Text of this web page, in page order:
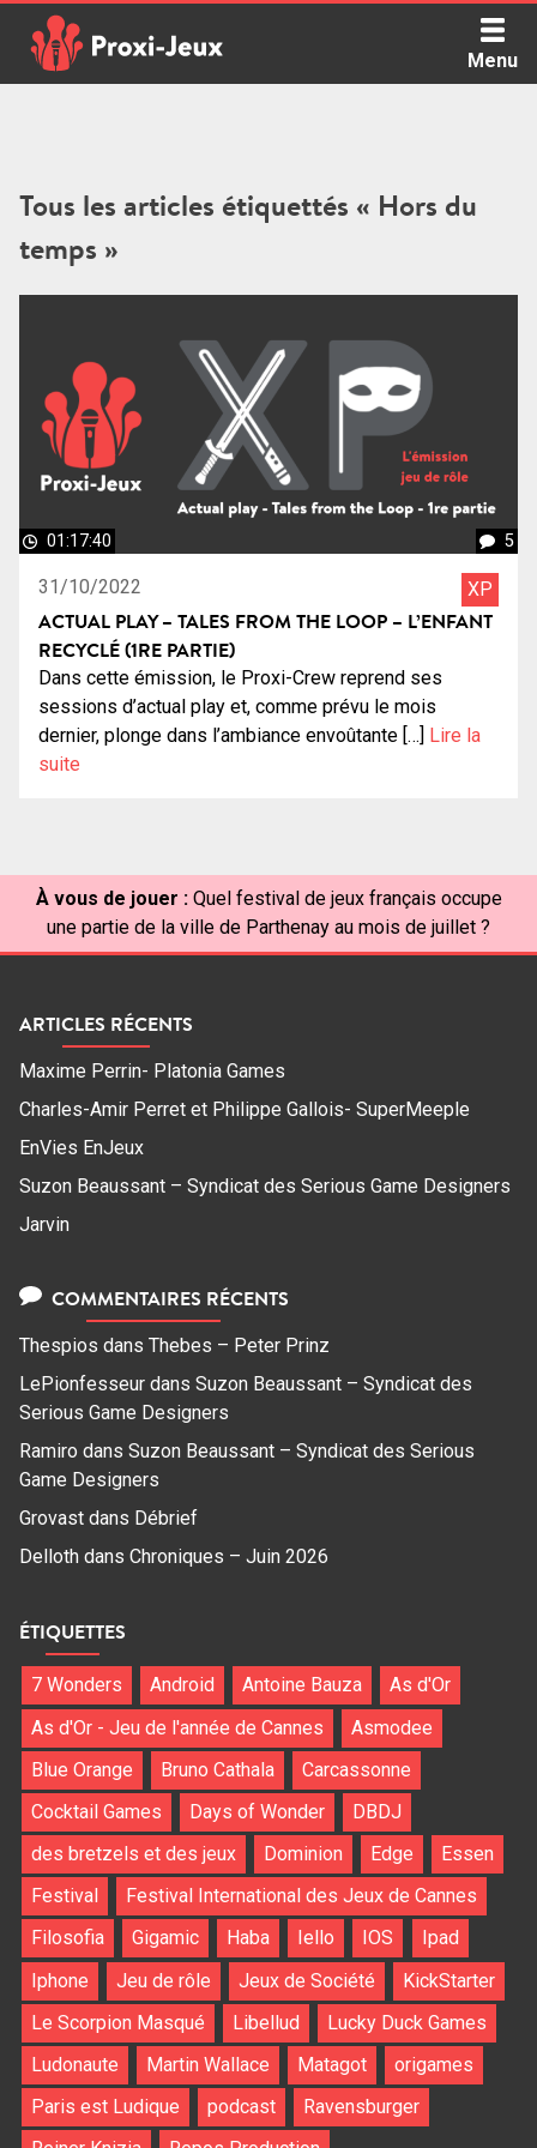
content
Menu
Tous les articles étiquettés « Hors du
temps »
01:17:40 5
31/10/2022 XP
ACTUAL PLAY – TALES FROM THE LOOP – L’ENFANT
RECYCLÉ (1RE PARTIE)
Dans cette émission, le Proxi-Crew reprend ses
sessions d’actual play et, comme prévu le mois
dernier, plonge dans l’ambiance envoûtante […] Lire la
suite
À vous de jouer : Quel festival de jeux français occupe
une partie de la ville de Parthenay au mois de juillet ?
ARTICLES RÉCENTS
Maxime Perrin- Platonia Games
Charles-Amir Perret et Philippe Gallois- SuperMeeple
EnVies EnJeux
Suzon Beaussant – Syndicat des Serious Game Designers
Jarvin
COMMENTAIRES RÉCENTS
Thespios dans Thebes – Peter Prinz
LePionfesseur dans Suzon Beaussant – Syndicat des
Serious Game Designers
Ramiro dans Suzon Beaussant – Syndicat des Serious
Game Designers
Grovast dans Débrief
Delloth dans Chroniques – Juin 2026
ÉTIQUETTES
7 Wonders Android Antoine Bauza
As d'Or
As d'Or - Jeu de l'année de Cannes
Asmodee
Blue Orange
Bruno Cathala
Carcassonne
Cocktail Games
Days of Wonder
DBDJ
des bretzels et des jeux
Dominion Edge
Essen
Festival
Festival International des Jeux de Cannes
Filosofia
Gigamic Haba Iello IOS
Ipad
Iphone
Jeu de rôle Jeux de Société
KickStarter
Le Scorpion Masqué
Libellud
Lucky Duck Games
Ludonaute
Martin Wallace Matagot
origames
Paris est Ludique
podcast
Ravensburger